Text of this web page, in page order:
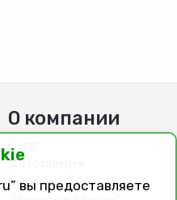
О компании
О нас
Фотогалерея
Вакансии
вы предоставляете